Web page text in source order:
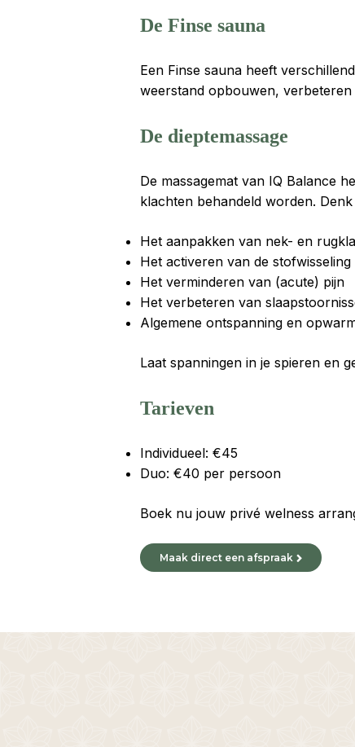
De Finse sauna
Een Finse sauna heeft
weerstand opbouwen,
De dieptemassage
De massagemat van IQ Balance
klachten behandeld worden.
Het aanpakken van nek- en
Het activeren van de stofwisseling
Het verminderen van (acute) pijn
Het verbeteren van
Algemene ontspanning en
Laat spanningen in je spieren en
Tarieven
Individueel: €45
Duo: €40 per persoon
Boek nu jouw privé welness
Maak direct een afspraak